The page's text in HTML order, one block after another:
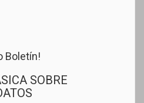
Boletín!
SOBRE